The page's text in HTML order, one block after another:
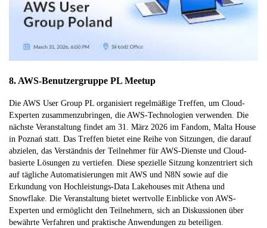
8. AWS-Benutzergruppe PL Meetup
Die AWS User Group PL organisiert regelmäßige Treffen, um Cloud-
Experten zusammenzubringen, die AWS-Technologien verwenden. Die
nächste Veranstaltung findet am 31. März 2026 im Fandom, Malta House
in Poznań statt. Das Treffen bietet eine Reihe von Sitzungen, die darauf
abzielen, das Verständnis der Teilnehmer für AWS-Dienste und Cloud-
basierte Lösungen zu vertiefen. Diese spezielle Sitzung konzentriert sich
auf tägliche Automatisierungen mit AWS und N8N sowie auf die
Erkundung von Hochleistungs-Data Lakehouses mit Athena und
Snowflake. Die Veranstaltung bietet wertvolle Einblicke von AWS-
Experten und ermöglicht den Teilnehmern, sich an Diskussionen über
bewährte Verfahren und praktische Anwendungen zu beteiligen.